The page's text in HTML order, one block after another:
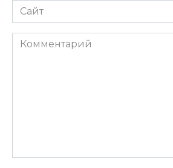
Сайт
Комментарий